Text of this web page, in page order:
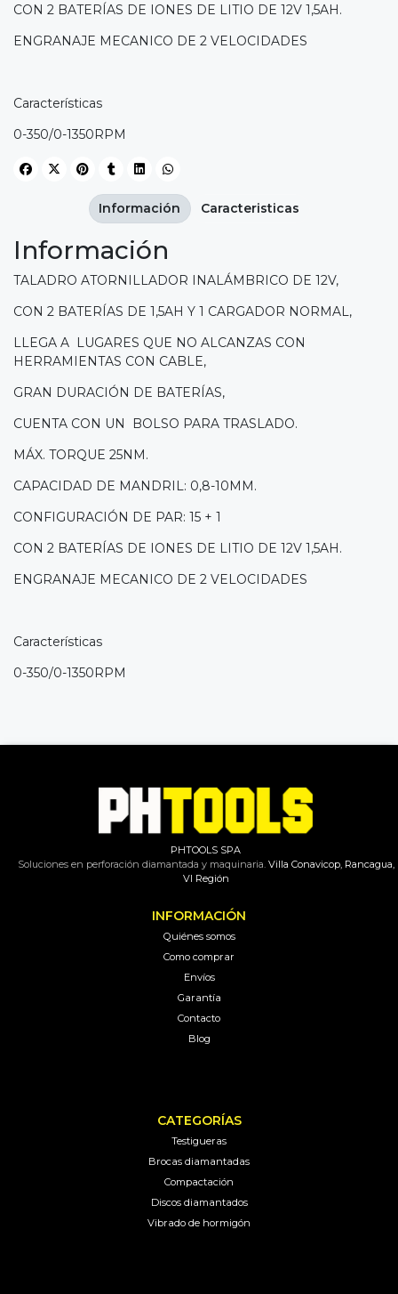
CON 2 BATERÍAS DE IONES DE LITIO DE 12V 1,5AH.
ENGRANAJE MECANICO DE 2 VELOCIDADES
Características
0-350/0-1350RPM
Información
TALADRO ATORNILLADOR INALÁMBRICO DE 12V,
CON 2 BATERÍAS DE 1,5AH Y 1 CARGADOR NORMAL,
LLEGA A LUGARES QUE NO ALCANZAS CON
HERRAMIENTAS CON CABLE,
GRAN DURACIÓN DE BATERÍAS,
CUENTA CON UN BOLSO PARA TRASLADO.
MÁX. TORQUE 25NM.
CAPACIDAD DE MANDRIL: 0,8-10MM.
CONFIGURACIÓN DE PAR: 15 + 1
CON 2 BATERÍAS DE IONES DE LITIO DE 12V 1,5AH.
ENGRANAJE MECANICO DE 2 VELOCIDADES
Características
0-350/0-1350RPM
Información Caracteristicas
PHTOOLS SPA
Soluciones en perforación diamantada y maquinaria.Villa Conavicop, Rancagua,
VI Región
INFORMACIÓN
Quiénes somos
Como comprar
Envíos
Garantía
Contacto
Blog
CATEGORÍAS
Testigueras
Brocas diamantadas
Compactación
Discos diamantados
Vibrado de hormigón